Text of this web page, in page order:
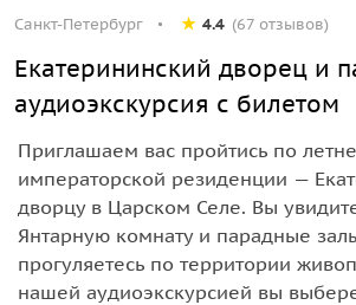
Санкт-Петербург 4.4 (67 отзывов)
Екатерининский дворец и
аудиоэкскурсия с билетом
Приглашаем вас пройтись по
императорской резиденции —
дворцу в Царском Селе. Вы
Янтарную комнату и парадные
прогуляетесь по территории
нашей аудиоэкскурсией вы